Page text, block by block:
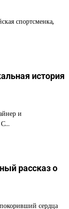
спортсменка,
история
и
С…
рассказ о
сердца